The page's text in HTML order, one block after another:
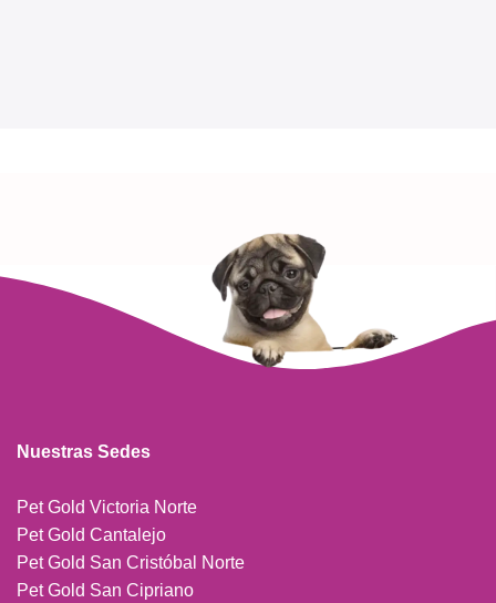
Nuestras Sedes
Pet Gold Victoria Norte
Pet Gold Cantalejo
Pet Gold San Cristóbal Norte
Pet Gold San Cipriano